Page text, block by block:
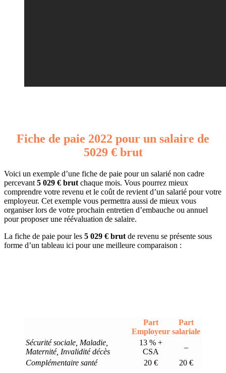
Fiche de paie 2022 pour un salaire de
5029 € brut
Voici un exemple d’une fiche de paie pour un salarié non cadre
percevant 5 029 € brut chaque mois. Vous pourrez mieux
comprendre votre revenu et le coût de revient d’un salarié pour votre
employeur. Cet exemple vous permettra aussi de mieux vous
organiser lors de votre prochain entretien d’embauche ou annuel
pour proposer une réévaluation de salaire.
La fiche de paie pour les 5 029 € brut de revenu se présente sous
forme d’un tableau ici pour une meilleure comparaison :
Part
Employeur
Part
salariale
Sécurité sociale, Maladie,
Maternité, Invalidité décès
13 % +
CSA
–
Complémentaire santé
20 € 20 €